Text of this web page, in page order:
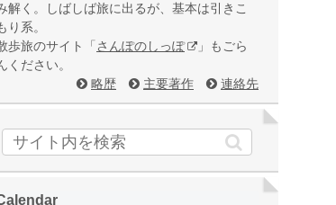
解く。しばしば旅に出るが、基本は引きこ
り系。
歩旅のサイト「 さんぽのしっぽ
」もごら
ください。
略歴
主要著作 連絡先